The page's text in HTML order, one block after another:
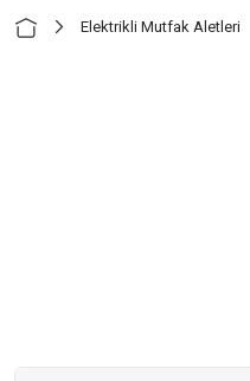
Elektrikli Mutfak Aletleri